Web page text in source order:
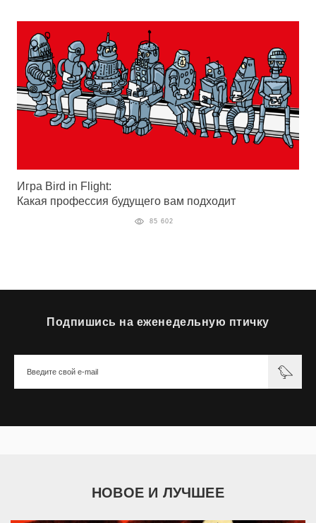
Игра Bird in Flight:
Какая профессия будущего вам подходит
85 602
Подпишись на еженедельную птичку
НОВОЕ И ЛУЧШЕЕ